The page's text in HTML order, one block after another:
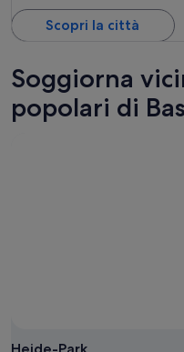
Scopri la città
Soggiorna
popolari di
Heide-Park